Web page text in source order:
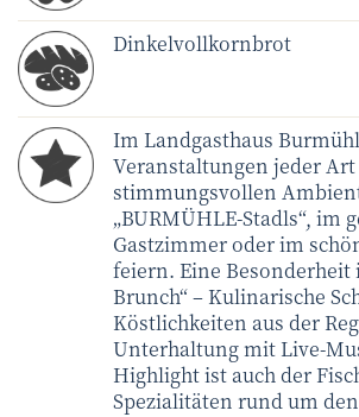
Dinkelvollkornbrot
Im Landgasthaus
Veranstaltungen jeder
stimmungsvollen
„BURMÜHLE-Stadls“, im
Gastzimmer oder im
feiern. Eine Besonderheit
Brunch“ – Kulinarische
Köstlichkeiten aus der
Unterhaltung mit Live-
Highlight ist auch der
Spezialitäten rund um